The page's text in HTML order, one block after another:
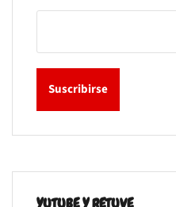
YUTUBE Y RETUVE